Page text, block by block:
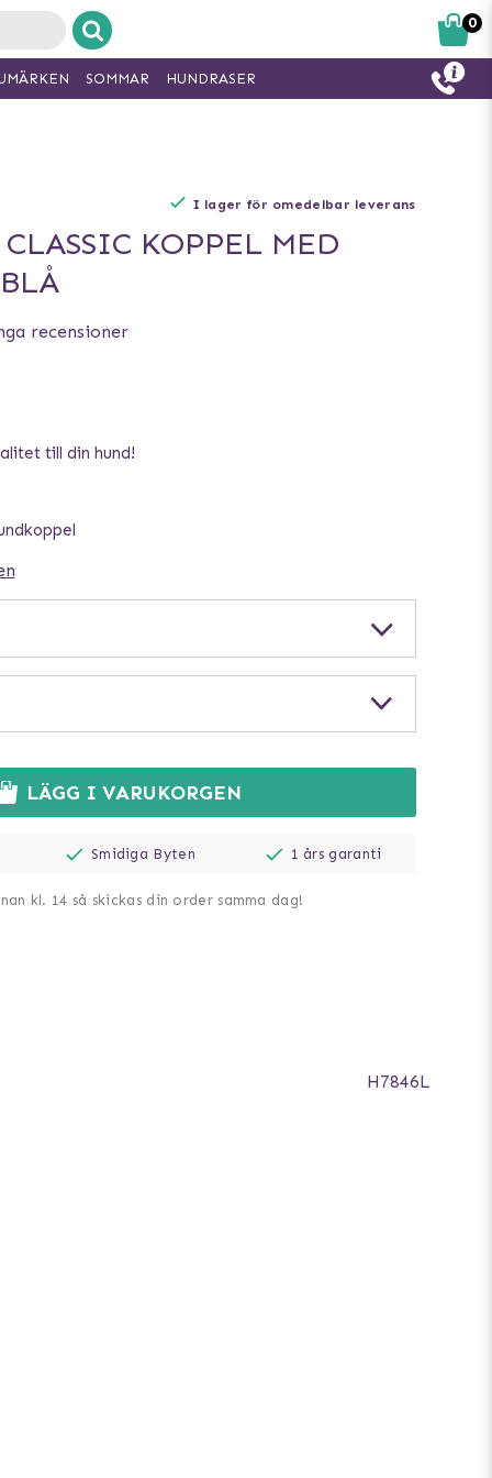
I lager för omedelbar leverans
KOPPEL MED
recensioner
till din hund!
LÄGG I VARUKORGEN
Smidiga Byten 1 års garanti
kl. 14 så skickas din order samma dag!
H7846L
0
SOMMAR HUNDRASER